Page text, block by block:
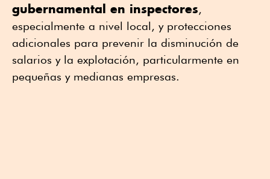
gubernamental en inspectores,
especialmente a nivel local, y protecciones
adicionales para prevenir la disminución de
salarios y la explotación, particularmente en
pequeñas y medianas empresas.